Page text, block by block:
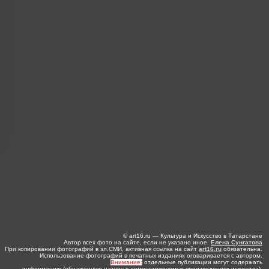
© art16.ru — Культура и Искусство в Татарстане
Автор всех фото на сайте, если не указано иное: Елена Сунгатова
При копировании фотографий в эл.СМИ, активная ссылка на сайт art16.ru обязательна.
Использование фотографий в печатных изданиях оговаривается с автором.
Внимание: отдельные публикации могут содержать